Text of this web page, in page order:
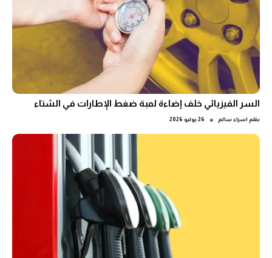
السر الفيزيائي خلف إضاءة لمبة ضغط الإطارات في الشتاء
بقلم اسراء سالم ● 26 يوليو 2026